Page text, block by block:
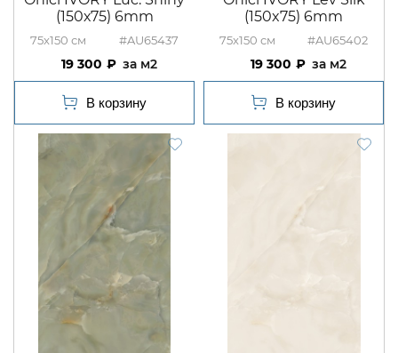
(150х75) 6mm
75x150 #AU65437
19 300 м2
(150x75) 6mm
75x150 #AU65402
19 300 м2